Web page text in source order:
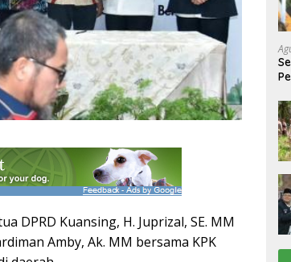
DPRD Kuansing, H. Juprizal, SE. MM
Amby, Ak. MM bersama KPK